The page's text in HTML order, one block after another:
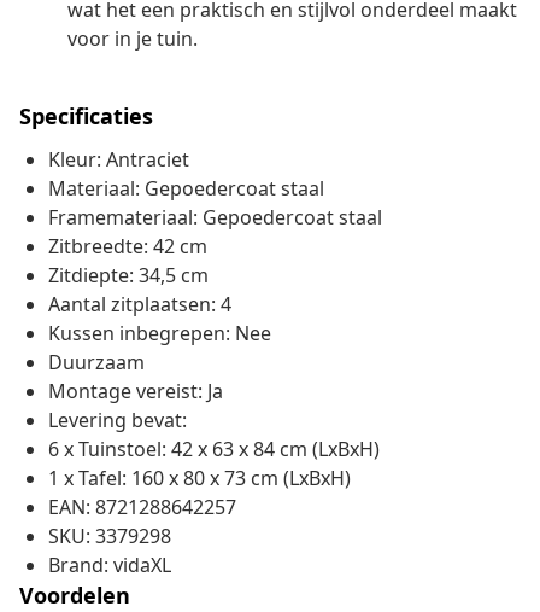
wat het een praktisch en stijlvol onderdeel maakt
voor in je tuin.
Specificaties
Kleur: Antraciet
Materiaal: Gepoedercoat staal
Framemateriaal: Gepoedercoat staal
Zitbreedte: 42 cm
Zitdiepte: 34,5 cm
Aantal zitplaatsen: 4
Kussen inbegrepen: Nee
Duurzaam
Montage vereist: Ja
Levering bevat:
6 x Tuinstoel: 42 x 63 x 84 cm (LxBxH)
1 x Tafel: 160 x 80 x 73 cm (LxBxH)
EAN: 8721288642257
SKU: 3379298
Brand: vidaXL
Voordelen